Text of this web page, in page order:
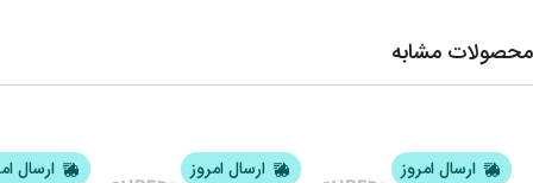
محصولات مشابه
ارسال امروز ارسال امروز ارسال